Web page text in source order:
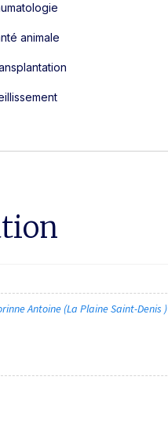
animale
Antoine (La Plaine Saint-Denis )